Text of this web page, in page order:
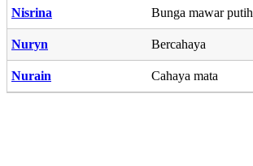
Nisrina Bunga mawar putih
Nuryn Bercahaya
Nurain Cahaya mata